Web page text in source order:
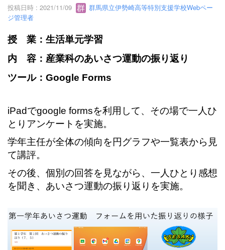
投稿日時 : 2021/11/09
群馬県立伊勢崎高等特別支援学校Webペー
ジ管理者
授 業：生活単元学習
内 容：産業科のあいさつ運動の振り返り
ツール：Google Forms
iPadでgoogle formsを利用して、その場で一人ひ
とりアンケートを実施。
学年主任が全体の傾向を円グラフや一覧表から見
て講評。
その後、個別の回答を見ながら、一人ひとり感想
を聞き、あいさつ運動の振り返りを実施。